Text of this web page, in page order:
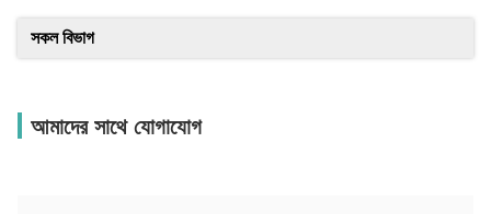
সকল বিভাগ
আমাদের সাথে যোগাযোগ